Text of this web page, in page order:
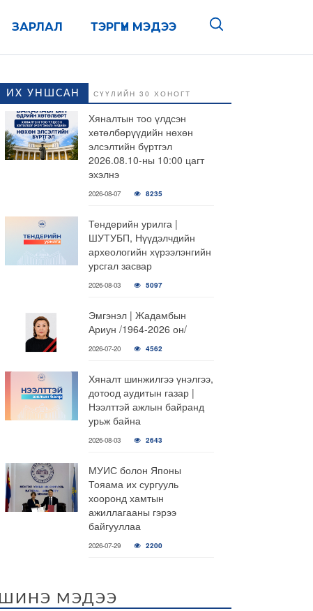
ТЭРГҮҮН МЭДЭЭ
ЗАРЛАЛ
ИХ УНШСАН СҮҮЛИЙН 30 ХОНОГТ
Хяналтын тоо үлдсэн
хөтөлбөрүүдийн нөхөн
элсэлтийн бүртгэл
2026.08.10-ны 10:00 цагт
эхэлнэ
2026-08-07 8235
Тендерийн урилга |
ШУТУБП, Нүүдэлчдийн
археологийн хүрээлэнгийн
урсгал засвар
2026-08-03 5097
Эмгэнэл | Жадамбын
Ариун /1964-2026 он/
2026-07-20 4562
Хяналт шинжилгээ үнэлгээ,
дотоод аудитын газар |
Нээлттэй ажлын байранд
урьж байна
2026-08-03 2643
МУИС болон Японы
Тояама их сургууль
хооронд хамтын
ажиллагааны гэрээ
байгууллаа
2026-07-29 2200
ШИНЭ МЭДЭЭ